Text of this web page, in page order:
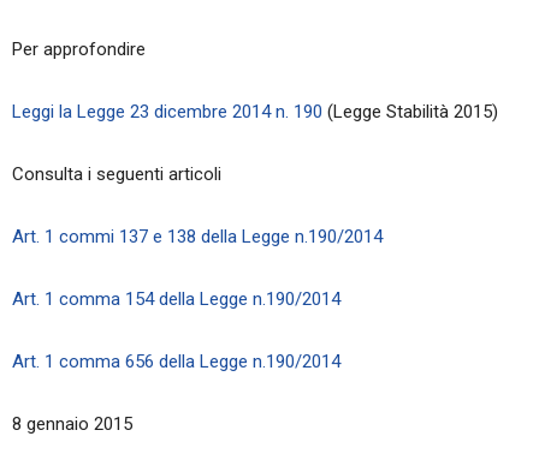
Per approfondire
Leggi la Legge 23 dicembre 2014 n. 190 (Legge Stabilità 2015)
Consulta i seguenti articoli
Art. 1 commi 137 e 138 della Legge n.190/2014
Art. 1 comma 154 della Legge n.190/2014
Art. 1 comma 656 della Legge n.190/2014
8 gennaio 2015